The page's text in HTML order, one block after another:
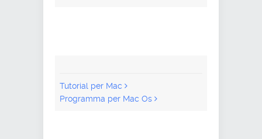
Tutorial per Mac
Programma per Mac Os